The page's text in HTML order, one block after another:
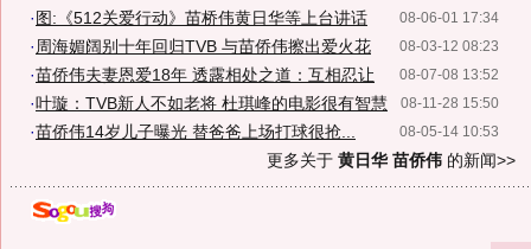
08-06-01 17:34
· 图:《512关爱行动》苗桥伟黄日华等上台讲话
08-03-12 08:23
· 周海媚阔别十年回归TVB 与苗侨伟擦出爱火花
08-07-08 13:52
·苗侨伟夫妻恩爱18年 透露相处之道：互相忍让
08-11-28 15:50
·叶璇：TVB新人不如老将 杜琪峰的电影很有智慧
08-05-14 10:53
·苗侨伟14岁儿子曝光 替爸爸上场打球很抢...
更多关于 黄日华 苗侨伟 的新闻>>